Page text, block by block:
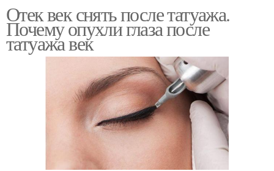
Отек век снять после татуажа.
Почему опухли глаза после
татуажа век